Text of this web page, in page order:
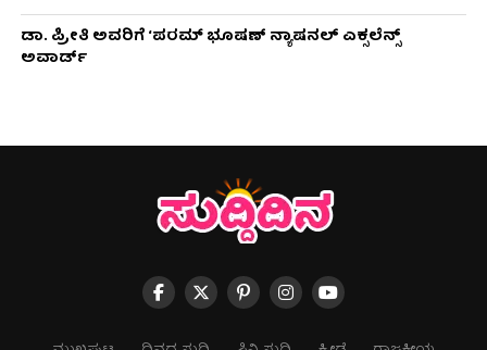
ಡಾ. ಪ್ರೀತಿ ಅವರಿಗೆ ‘ಪರಮ್ ಭೂಷಣ್ ನ್ಯಾಷನಲ್ ಎಕ್ಸಲೆನ್ಸ್
ಅವಾರ್ಡ್